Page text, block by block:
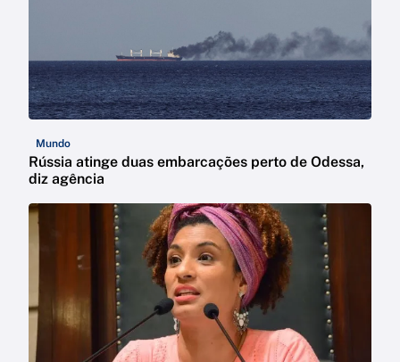
Mundo
Rússia atinge duas embarcações perto de Odessa,
diz agência